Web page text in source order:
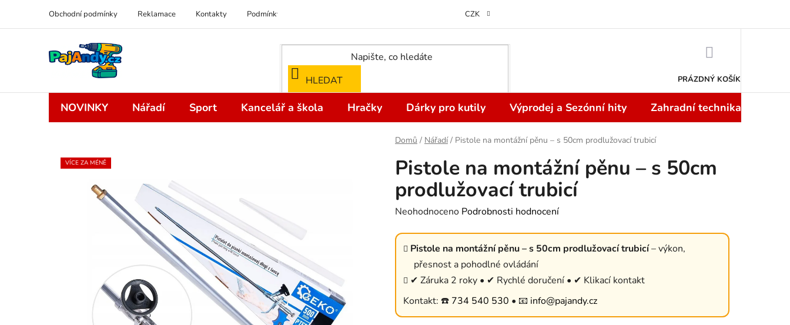
obsah
Obchodní podmínky Reklamace Kontakty Podmínky ochrany osobních údajů Odstoupení od kupní smlouvy do 14 dní
CZK
HLEDAT PRÁZDNÝ KOŠÍK
NOVINKY Nářadí Sport Kancelář a škola Hračky Dárky pro kutily Výprodej a Sezónní hity Zahradní technika
Domů / Nářadí / Pistole na montážní pěnu – s 50cm prodlužovací trubicí
Pistole na montážní pěnu – s 50cm
prodlužovací trubicí
Průměrné
produktu
0,0
Neohodnoceno Podrobnosti hodnocení
Pistole na montážní pěnu – s 50cm prodlužovací trubicí– výkon,
přesnost a pohodlné ovládání
✔ Záruka 2 roky • ✔ Rychlé doručení • ✔ Klikací kontakt
Kontakt: ☎️ 734 540 530 • 📧 info@pajandy.cz
VÍCE ZA MÉNĚ